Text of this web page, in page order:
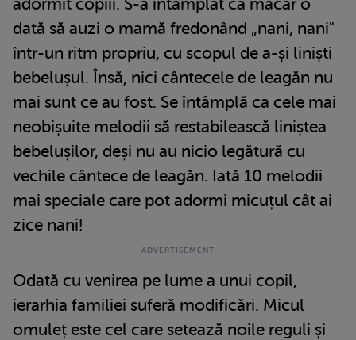
dată să auzi o mamă fredonând „nani, nani"
într-un ritm propriu, cu scopul de a-și liniști
bebelușul. Însă, nici cântecele de leagăn nu
mai sunt ce au fost. Se întâmplă ca cele mai
neobișuite melodii să restabilească liniștea
bebelușilor, deși nu au nicio legătură cu
vechile cântece de leagăn. Iată 10 melodii
mai speciale care pot adormi micuțul cât ai
zice nani!
Odată cu venirea pe lume a unui copil,
ierarhia familiei suferă modificări. Micul
omuleț este cel care setează noile reguli și